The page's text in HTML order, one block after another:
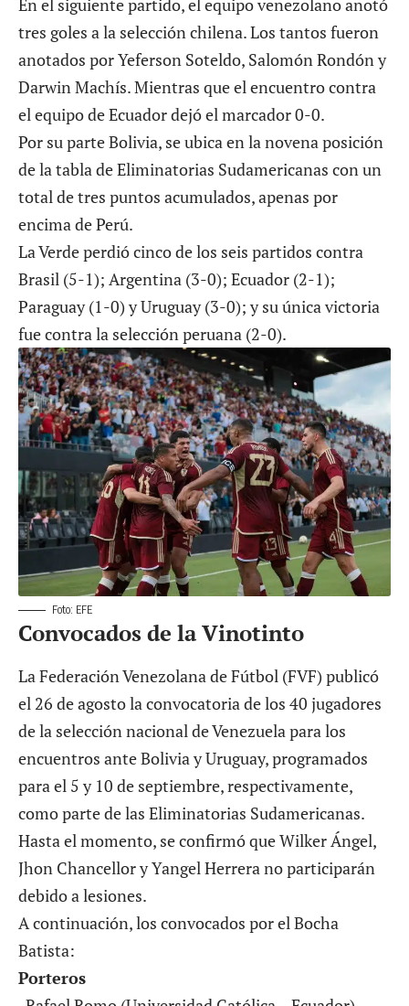
tres goles a la selección chilena. Los tantos fueron
anotados por Yeferson Soteldo, Salomón Rondón y
Darwin Machís. Mientras que el encuentro contra
el equipo de Ecuador dejó el marcador 0-0.
Por su parte Bolivia, se ubica en la novena posición
de la tabla de Eliminatorias Sudamericanas con un
total de tres puntos acumulados, apenas por
encima de Perú.
La Verde perdió cinco de los seis partidos contra
Brasil (5-1); Argentina (3-0); Ecuador (2-1);
Paraguay (1-0) y Uruguay (3-0); y su única victoria
fue contra la selección peruana (2-0).
Foto: EFE
Convocados de la Vinotinto
La Federación Venezolana de Fútbol (FVF) publicó
el 26 de agosto la convocatoria de los 40 jugadores
de la selección nacional de Venezuela para los
encuentros ante Bolivia y Uruguay, programados
para el 5 y 10 de septiembre, respectivamente,
como parte de las Eliminatorias Sudamericanas.
Hasta el momento, se confirmó que Wilker Ángel,
Jhon Chancellor y Yangel Herrera no participarán
debido a lesiones.
A continuación, los convocados por el Bocha
Batista:
Porteros